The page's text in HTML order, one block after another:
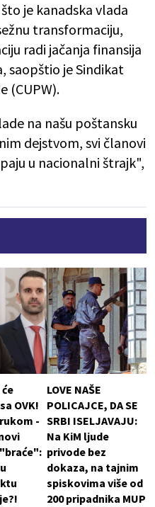
je kanadska vlada
transformaciju,
radi jačanja finansija
saopštio je Sindikat
(CUPW).
na našu poštansku
dejstvom, svi članovi
u nacionalni štrajk",
OVK!
-
LOVE NAŠE
POLICAJCE, DA SE
SRBI ISELJAVAJU:
Na KiM ljude
privode bez
dokaza, na tajnim
spiskovima više od
200 pripadnika MUP